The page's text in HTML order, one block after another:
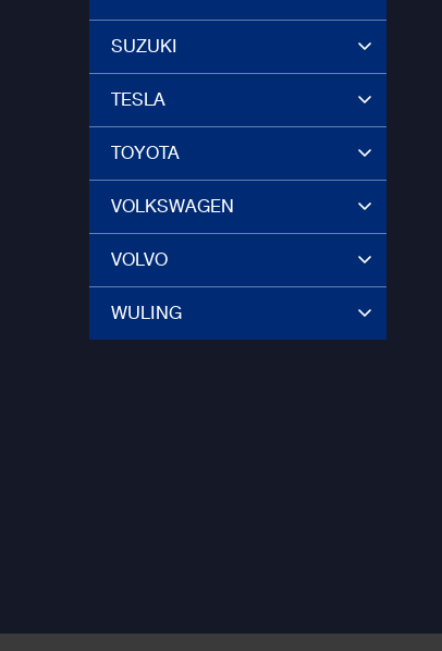
SUZUKI
TESLA
TOYOTA
VOLKSWAGEN
VOLVO
WULING